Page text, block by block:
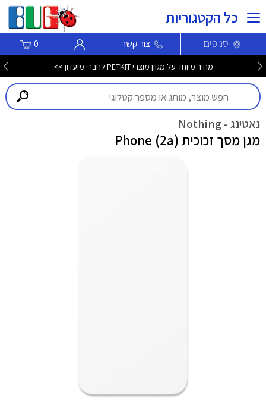
כל הקטגוריות
סניפים צור קשר 0
מחיר מיוחד על מגוון מוצרי PETKIT לחברי מועדון >>
נאטינג - Nothing
מגן מסך זכוכית Phone (2a)